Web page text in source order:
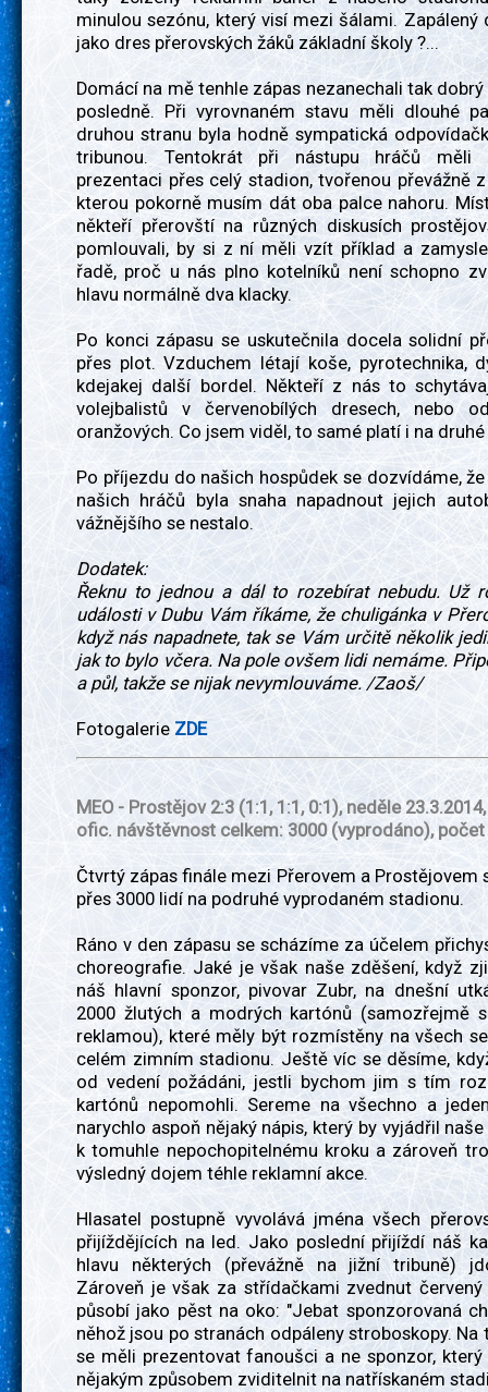
minulou sezónu, který visí mezi šálami. Zapálený
jako dres přerovských žáků základní školy ?...
Domácí na mě tenhle zápas nezanechali tak
posledně. Při vyrovnaném stavu měli dlouhé
druhou stranu byla hodně sympatická
tribunou. Tentokrát při nástupu hráčů měli
prezentaci přes celý stadion, tvořenou převážně
kterou pokorně musím dát oba palce nahoru.
někteří přerovští na různých diskusích
pomlouvali, by si z ní měli vzít příklad a
řadě, proč u nás plno kotelníků není schopno
hlavu normálně dva klacky.
Po konci zápasu se uskutečnila docela solidní
přes plot. Vzduchem létají koše, pyrotechnika,
kdejakej další bordel. Někteří z nás to
volejbalistů v červenobílých dresech, nebo
oranžových. Co jsem viděl, to samé platí i na
Po příjezdu do našich hospůdek se dozvídáme,
našich hráčů byla snaha napadnout jejich
vážnějšího se nestalo.
Dodatek:
Řeknu to jednou a dál to rozebírat nebudu. Už
události v Dubu Vám říkáme, že chuligánka v
když nás napadnete, tak se Vám určitě několik
jak to bylo včera. Na pole ovšem lidi nemáme.
a půl, takže se nijak nevymlouváme. /Zaoš/
Fotogalerie ZDE
MEO - Prostějov 2:3 (1:1, 1:1, 0:1), neděle
ofic. návštěvnost celkem: 3000 (vyprodáno),
Čtvrtý zápas finále mezi Přerovem a Prostějovem
přes 3000 lidí na podruhé vyprodaném stadionu.
Ráno v den zápasu se scházíme za účelem
choreografie. Jaké je však naše zděšení, když
náš hlavní sponzor, pivovar Zubr, na dnešní
2000 žlutých a modrých kartónů (samozřejmě
reklamou), které měly být rozmístěny na všech
celém zimním stadionu. Ještě víc se děsíme,
od vedení požádáni, jestli bychom jim s tím
kartónů nepomohli. Sereme na všechno a
narychlo aspoň nějaký nápis, který by vyjádřil
k tomuhle nepochopitelnému kroku a zároveň
výsledný dojem téhle reklamní akce.
Hlasatel postupně vyvolává jména všech
přijíždějících na led. Jako poslední přijíždí náš
hlavu některých (převážně na jižní tribuně)
Zároveň je však za střídačkami zvednut červený
působí jako pěst na oko: "Jebat sponzorovaná
něhož jsou po stranách odpáleny stroboskopy. Na
se měli prezentovat fanoušci a ne sponzor, který
nějakým způsobem zviditelnit na natřískaném